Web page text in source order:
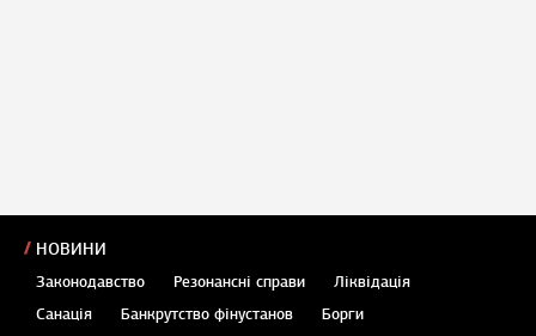
НОВИНИ
Законодавство Резонансні справи
Ліквідація
Санація
Банкрутство фінустанов
Борги